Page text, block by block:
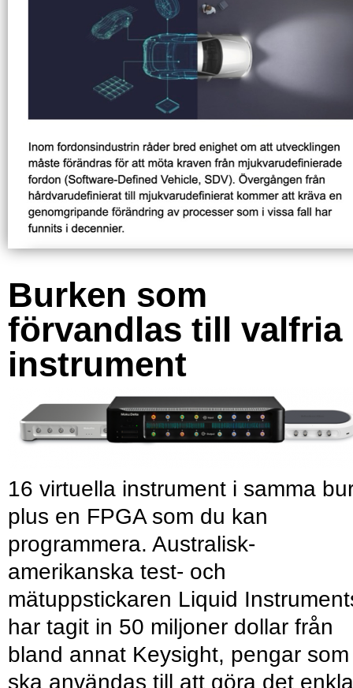
Burken som
förvandlas till valfria
instrument
16 virtuella instrument i samma
plus en FPGA som du kan
programmera. Australisk-
amerikanska test- och
mätuppstickaren Liquid
har tagit in 50 miljoner dollar från
bland annat Keysight, pengar som
ska användas till att göra det